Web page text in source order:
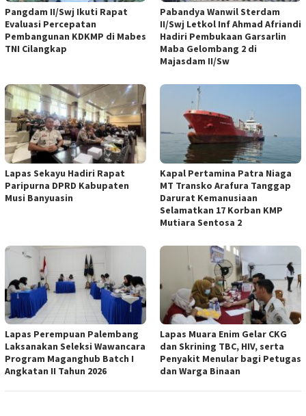
Pangdam II/Swj Ikuti Rapat
Evaluasi Percepatan
Pembangunan KDKMP di Mabes
TNI Cilangkap
Pabandya Wanwil Sterdam
II/Swj Letkol Inf Ahmad Afriandi
Hadiri Pembukaan Garsarlin
Maba Gelombang 2 di
Majasdam II/Sw
Lapas Sekayu Hadiri Rapat
Paripurna DPRD Kabupaten
Musi Banyuasin
Kapal Pertamina Patra Niaga
MT Transko Arafura Tanggap
Darurat Kemanusiaan
Selamatkan 17 Korban KMP
Mutiara Sentosa 2
Lapas Perempuan Palembang
Laksanakan Seleksi Wawancara
Program Maganghub Batch I
Angkatan II Tahun 2026
Lapas Muara Enim Gelar CKG
dan Skrining TBC, HIV, serta
Penyakit Menular bagi Petugas
dan Warga Binaan